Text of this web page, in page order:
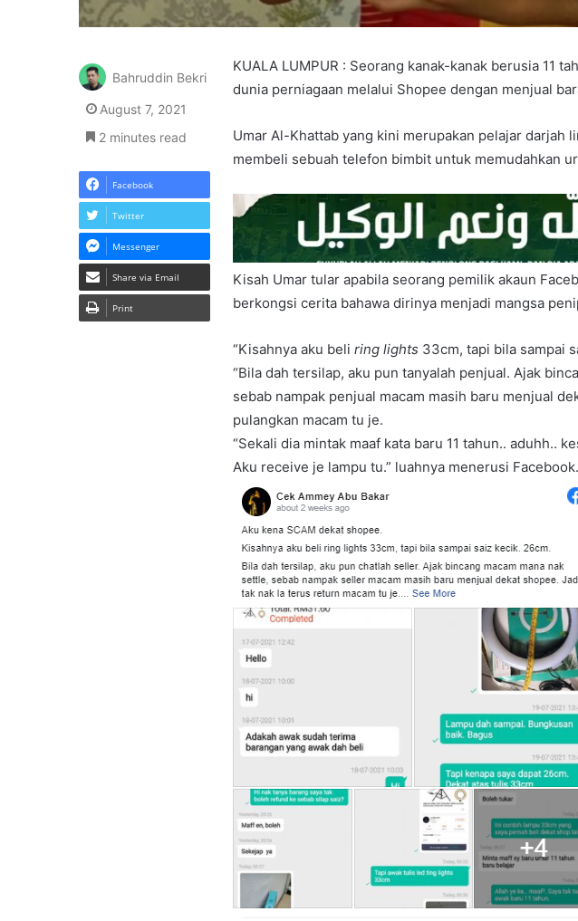
KUALA LUMPUR : Seorang kanak-kanak berusia 11
dunia perniagaan melalui Shopee dengan menjual
Umar Al-Khattab yang kini merupakan pelajar darjah
membeli sebuah telefon bimbit untuk memudahkan
Kisah Umar tular apabila seorang pemilik akaun
berkongsi cerita bahawa dirinya menjadi mangsa
“Kisahnya aku beli ring lights 33cm, tapi bila sampai
“Bila dah tersilap, aku pun tanyalah penjual. Ajak
sebab nampak penjual macam masih baru menjual
pulangkan macam tu je.
“Sekali dia mintak maaf kata baru 11 tahun.. aduhh..
Aku receive je lampu tu.” luahnya menerusi Facebook.
Bahruddin Bekri
August 7, 2021
2 minutes read
Facebook
Twitter
Messenger
Share via Email
Print